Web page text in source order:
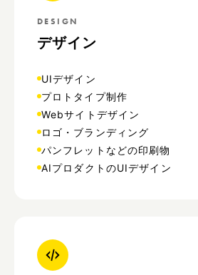
DESIGN
デザイン
UIデザイン
プロトタイプ制作
Webサイトデザイン
ロゴ・ブランディング
パンフレットなどの印刷物
AIプロダクトのUIデザイン